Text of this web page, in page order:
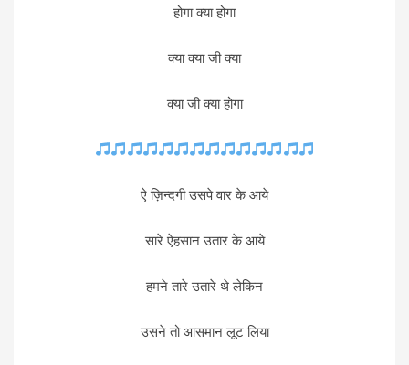
होगा क्या होगा
क्या क्या जी क्या
क्या जी क्या होगा
ऐ ज़िन्दगी उसपे वार के आये
सारे ऐहसान उतार के आये
हमने तारे उतारे थे लेकिन
उसने तो आसमान लूट लिया